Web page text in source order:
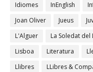
Idiomes
InEnglish
Joan Oliver
Jueus
L'Alguer
La Soledat del
Lisboa
Literatura
Llibres
LLibres &